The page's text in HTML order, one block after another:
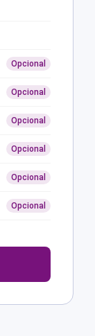
Opcional
Opcional
Opcional
Opcional
Opcional
Opcional